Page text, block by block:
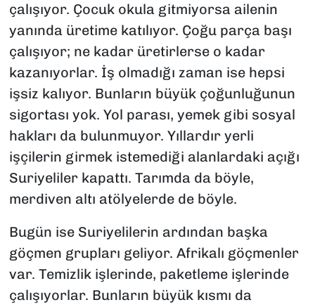
çalışıyor. Çocuk okula gitmiyorsa ailenin
yanında üretime katılıyor. Çoğu parça başı
çalışıyor; ne kadar üretirlerse o kadar
kazanıyorlar. İş olmadığı zaman ise hepsi
işsiz kalıyor. Bunların büyük çoğunluğunun
sigortası yok. Yol parası, yemek gibi sosyal
hakları da bulunmuyor. Yıllardır yerli
işçilerin girmek istemediği alanlardaki açığı
Suriyeliler kapattı. Tarımda da böyle,
merdiven altı atölyelerde de böyle.
Bugün ise Suriyelilerin ardından başka
göçmen grupları geliyor. Afrikalı göçmenler
var. Temizlik işlerinde, paketleme işlerinde
çalışıyorlar. Bunların büyük kısmı da